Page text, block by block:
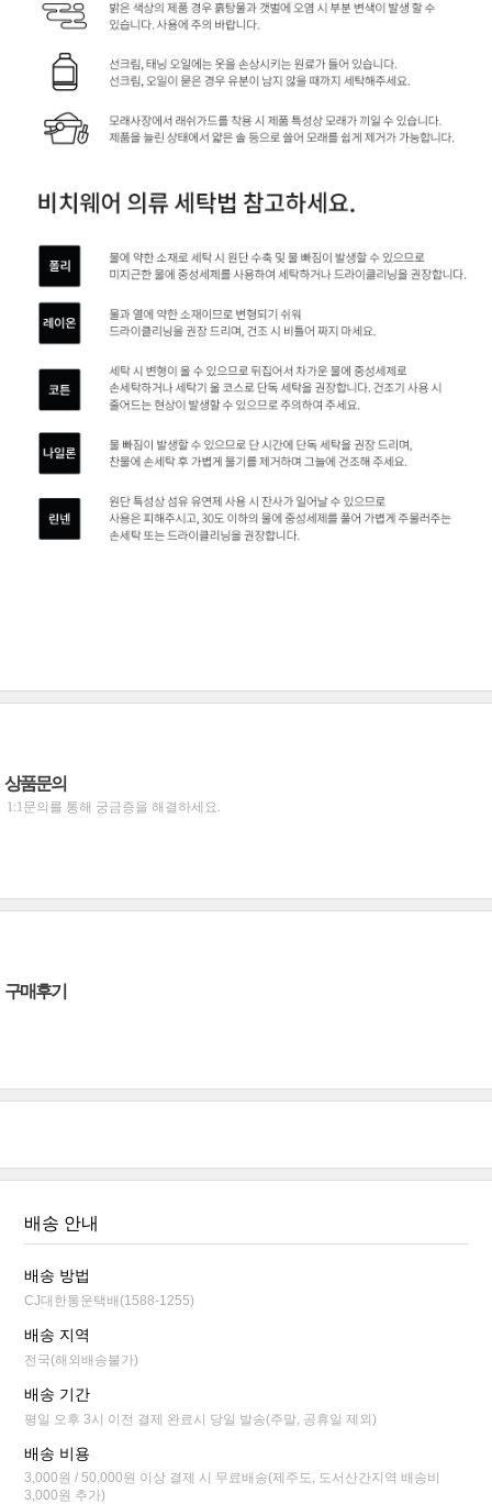
상품문의
1:1문의를 통해 궁금증을 해결하세요.
구매후기
배송 안내
배송 방법
CJ대한통운택배(1588-1255)
배송 지역
전국(해외배송불가)
배송 기간
평일 오후 3시 이전 결제 완료시 당일 발송(주말, 공휴일 제외)
배송 비용
3,000원 / 50,000원 이상 결제 시 무료배송(제주도, 도서산간지역 배송비
3,000원 추가)